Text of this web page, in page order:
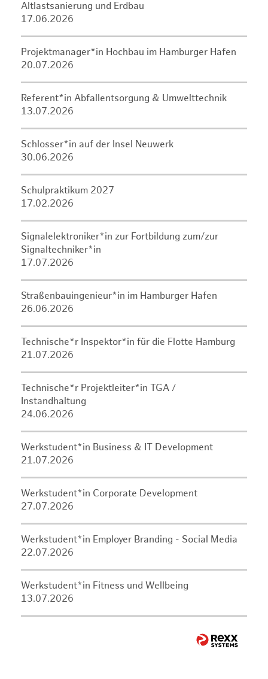
Altlastsanierung und Erdbau
17.06.2026
Projektmanager*in Hochbau im Hamburger Hafen
20.07.2026
Referent*in Abfallentsorgung & Umwelttechnik
13.07.2026
Schlosser*in auf der Insel Neuwerk
30.06.2026
Schulpraktikum 2027
17.02.2026
Signalelektroniker*in zur Fortbildung zum/zur
Signaltechniker*in
17.07.2026
Straßenbauingenieur*in im Hamburger Hafen
26.06.2026
Technische*r Inspektor*in für die Flotte Hamburg
21.07.2026
Technische*r Projektleiter*in TGA /
Instandhaltung
24.06.2026
Werkstudent*in Business & IT Development
21.07.2026
Werkstudent*in Corporate Development
27.07.2026
Werkstudent*in Employer Branding - Social Media
22.07.2026
Werkstudent*in Fitness und Wellbeing
13.07.2026